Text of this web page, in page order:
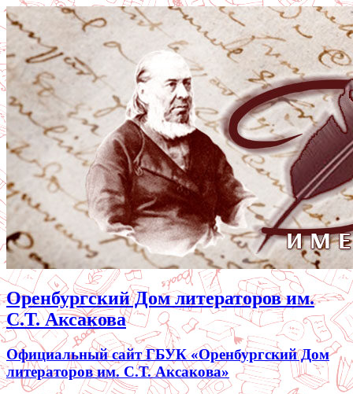
Оренбургский Дом литераторов им.
С.Т. Аксакова
Официальный сайт ГБУК «Оренбургский Дом
литераторов им. С.Т. Аксакова»